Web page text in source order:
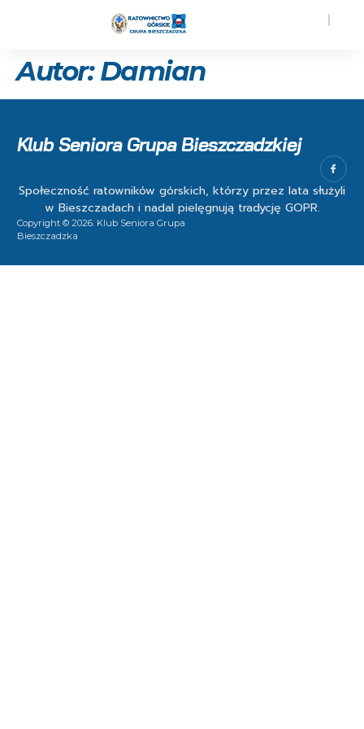
Autor:Damian
Klub Seniora Grupa Bieszczadzkiej
Społeczność ratowników górskich, którzy przez lata służyli
w Bieszczadach i nadal pielęgnują tradycję GOPR.
Copyright © 2026. Klub Seniora Grupa
Bieszczadzka